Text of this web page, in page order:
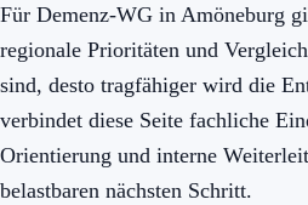
Für Demenz-WG in Amöneburg
regionale Prioritäten und
sind, desto tragfähiger wird die
verbindet diese Seite fachliche
Orientierung und interne
belastbaren nächsten Schritt.